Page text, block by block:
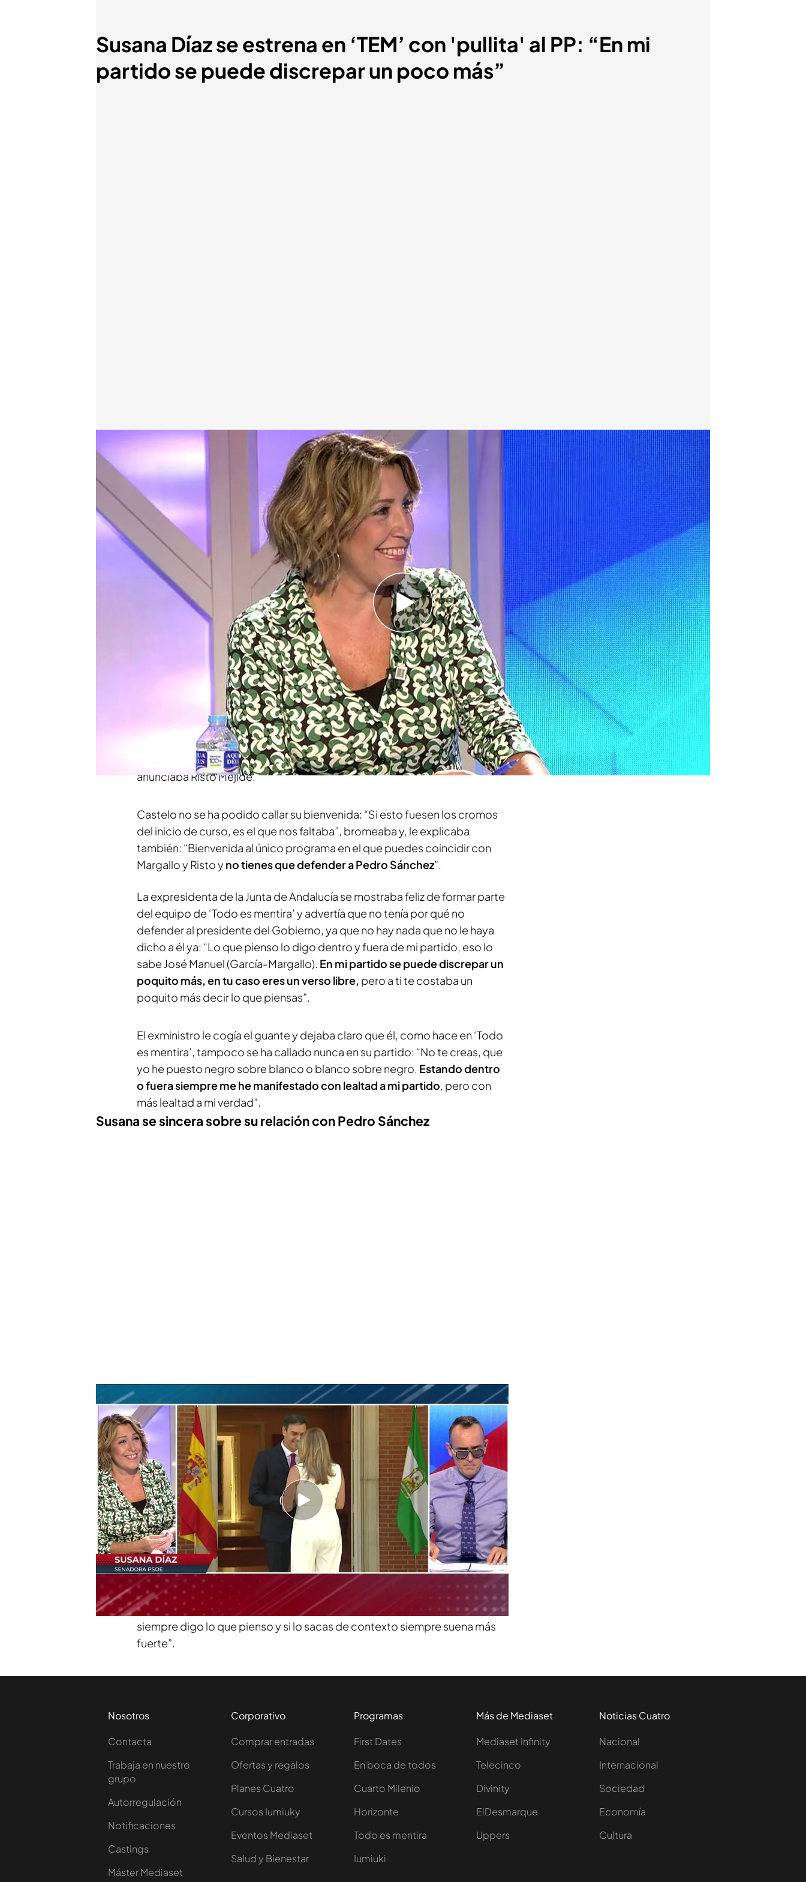
Susana Díaz se estrena en ‘TEM’ con 'pullita' al PP: “En mi
partido se puede discrepar un poco más”
Susana Díaz, senadora y expresidenta de la Junta de Andalucía
Todo es mentira
20 SEP 2021 - 16:31h.
La expresidenta de la Junta de Andalucía se ha estrenado como
analista política en ‘Todo es mentira’
Díaz se ha mostrado clara sobre Pedro Sánchez: “Lo he ayudado, lo
estoy ayudando y lo ayudaré en lo que haga falta”
Susana no se ha cortado a la hora de mostrar sus defectos: “Siempre
digo lo que pienso y si lo sacas de contexto siempre suena más fuerte”
El elenco de colaboradores de ‘Todo es mentira’ por fin está completo.
usana Díaz, la senadora y expresidenta de la Junta de Andalucía es la
última incorporaciónde esta temporada en sentarse en la mesa del
programa como analista política, “un esperadísimo estreno”, como
anunciaba Risto Mejide.
Castelo no se ha podido callar su bienvenida: “Si esto fuesen los cromos
del inicio de curso, es el que nos faltaba”, bromeaba y, le explicaba
también: “Bienvenida al único programa en el que puedes coincidir con
Margallo y Risto y no tienes que defender a Pedro Sánchez”.
La expresidenta de la Junta de Andalucía se mostraba feliz de formar parte
del equipo de ‘Todo es mentira’ y advertía que no tenía por qué no
defender al presidente del Gobierno, ya que no hay nada que no le haya
dicho a él ya: “Lo que pienso lo digo dentro y fuera de mi partido, eso lo
sabe José Manuel (García-Margallo). En mi partido se puede discrepar un
poquito más, en tu caso eres un verso libre, pero a ti te costaba un
poquito más decir lo que piensas”.
El exministro le cogía el guante y dejaba claro que él, como hace en ‘Todo
es mentira’, tampoco se ha callado nunca en su partido: “No te creas, que
yo he puesto negro sobre blanco o blanco sobre negro. Estando dentro
o fuera siempre me he manifestado con lealtad a mi partido, pero con
más lealtad a mi verdad”.
Susana se sincera sobre su relación con Pedro Sánchez
Susana Díaz habla de su enfrentamiento con Pedro Sánchez
Susana Díaz se ha sincerado en ‘TEM’ sobre el motivo que hace que
continúe en política: “Y
o sigo en activo porque es mi vocación, es mi
vida”. Por supuesto, también ha hablado del momento que la llevó a
enfrentarse a Pedro Sánchez: “ No siento ningún rencor. Lo he ayudado, lo
estoy ayudando y lo ayudaré en lo que haga falta”. Sobre el tenso
momento que ambos protagonizaron, Susana ha sido muy clara:
“Es verdad que ha habido muchos debates internos que han salido a
través de las pantallas y aquí se ven de otra manera. Yo creo que un debate
en las primarias de un partidosolo sirve para que se froten las manos la
derecha , por eso el último debate no lo quería hacer, porque no quería
que los compañeros sufrieran, porque yo tengo un defecto y es que
siempre digo lo que pienso y si lo sacas de contexto siempre suena más
fuerte”.
Nosotros
Contacta
Trabaja en nuestro
grupo
Autorregulación
Notificaciones
Castings
Máster Mediaset
Corporativo
Comprar entradas
Ofertas y regalos
Planes Cuatro
Cursos Iumiuky
Eventos Mediaset
Salud y Bienestar
Programas
First Dates
En boca de todos
Cuarto Milenio
Horizonte
Todo es mentira
Iumiuki
Más de Mediaset
Mediaset Infinity
Telecinco
Divinity
ElDesmarque
Uppers
Noticias Cuatro
Nacional
Internacional
Sociedad
Economía
Cultura